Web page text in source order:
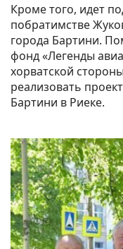
Кроме того, идет
побратимстве
города Бартини.
фонд «Легенды
хорватской
реализовать
Бартини в Риеке.